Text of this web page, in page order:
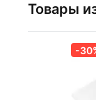
Товары
-